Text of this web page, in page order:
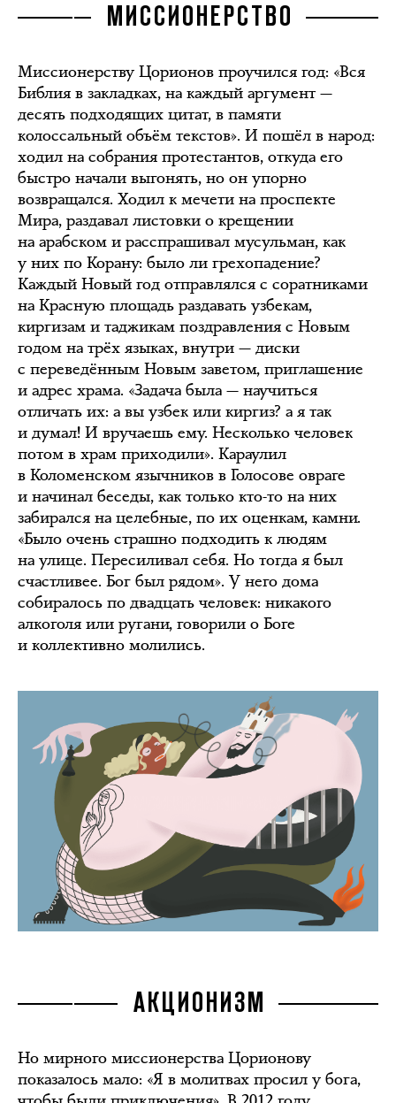
МИССИОНЕРСТВО
Миссионерству Цорионов проучился год: «Вся
Библия в закладках, на каждый аргумент —
десять подходящих цитат, в памяти
колоссальный объём текстов». И пошёл в народ:
ходил на собрания протестантов, откуда его
быстро начали выгонять, но он упорно
возвращался. Ходил к мечети на проспекте
Мира, раздавал листовки о крещении
на арабском и расспрашивал мусульман, как
у них по Корану: было ли грехопадение?
Каждый Новый год отправлялся с соратниками
на Красную площадь раздавать узбекам,
киргизам и таджикам поздравления с Новым
годом на трёх языках, внутри — диски
с переведённым Новым заветом, приглашение
и адрес храма. «Задача была — научиться
отличать их: а вы узбек или киргиз? а я так
и думал! И вручаешь ему. Несколько человек
потом в храм приходили». Караулил
в Коломенском язычников в Голосове овраге
и начинал беседы, как только кто-то на них
забирался на целебные, по их оценкам, камни.
«Было очень страшно подходить к людям
на улице. Пересиливал себя. Но тогда я был
счастливее. Бог был рядом». У него дома
собиралось по двадцать человек: никакого
алкоголя или ругани, говорили о Боге
и коллективно молились.
АКЦИОНИЗМ
Но мирного миссионерства Цорионову
показалось мало: «Я в молитвах просил у бога,